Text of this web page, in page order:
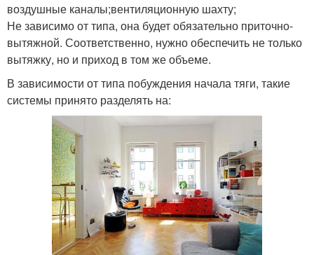
воздушные каналы;вентиляционную шахту;
Не зависимо от типа, она будет обязательно приточно-
вытяжной. Соответственно, нужно обеспечить не только
вытяжку, но и приход в том же объеме.
В зависимости от типа побуждения начала тяги, такие
системы принято разделять на: